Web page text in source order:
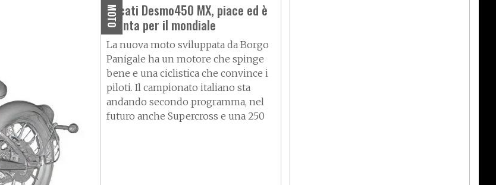
MOTO
Ducati Desmo450 MX, piace ed è
pronta per il mondiale
La nuova moto sviluppata da Borgo
Panigale ha un motore che spinge
bene e una ciclistica che convince i
piloti. Il campionato italiano sta
andando secondo programma, nel
futuro anche Supercross e una 250